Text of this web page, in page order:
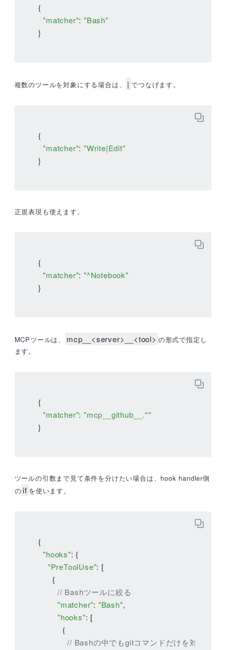
{
"matcher": "Bash"
}
複数のツールを対象にする場合は、 | でつなげます。
{
"matcher": "Write|Edit"
}
正規表現も使えます。
{
"matcher": "^Notebook"
}
MCPツールは、 mcp__<server>__<tool> の形式で指定し
ます。
{
"matcher": "mcp__github__.*"
}
ツールの引数まで見て条件を分けたい場合は、hook handler側
の if を使います。
{
"hooks": {
"PreToolUse": [
      {
// Bashツールに絞る
"matcher": "Bash",
"hooks": [
          {
// Bashの中でもgitコマンドだけを対象にす